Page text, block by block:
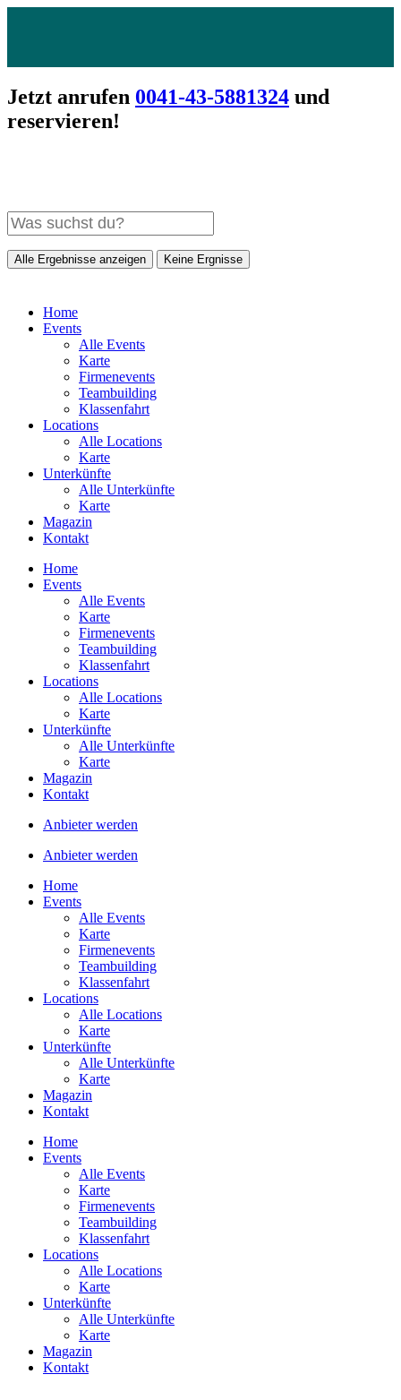
Jetzt anrufen 0041-43-5881324 und
reservieren!
Alle Ergebnisse anzeigen Keine Ergnisse
Home
Events
Alle Events
Karte
Firmenevents
Teambuilding
Klassenfahrt
Locations
Alle Locations
Karte
Unterkünfte
Alle Unterkünfte
Karte
Magazin
Kontakt
Home
Events
Alle Events
Karte
Firmenevents
Teambuilding
Klassenfahrt
Locations
Alle Locations
Karte
Unterkünfte
Alle Unterkünfte
Karte
Magazin
Kontakt
Anbieter werden
Anbieter werden
Home
Events
Alle Events
Karte
Firmenevents
Teambuilding
Klassenfahrt
Locations
Alle Locations
Karte
Unterkünfte
Alle Unterkünfte
Karte
Magazin
Kontakt
Home
Events
Alle Events
Karte
Firmenevents
Teambuilding
Klassenfahrt
Locations
Alle Locations
Karte
Unterkünfte
Alle Unterkünfte
Karte
Magazin
Kontakt